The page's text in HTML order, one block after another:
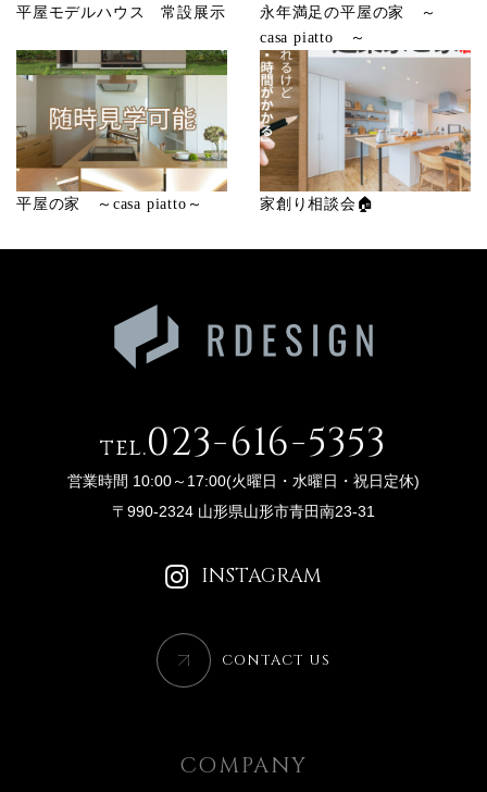
平屋モデルハウス 常設展示
永年満足の平屋の家 ～
casa piatto ～
平屋の家 ～casa piatto～ 家創り相談会🏠
tel.023-616-5353
営業時間 10:00～17:00(火曜日・水曜日・祝日定休)
〒990-2324 山形県山形市青田南23-31
INSTAGRAM
CONTACT US
COMPANY